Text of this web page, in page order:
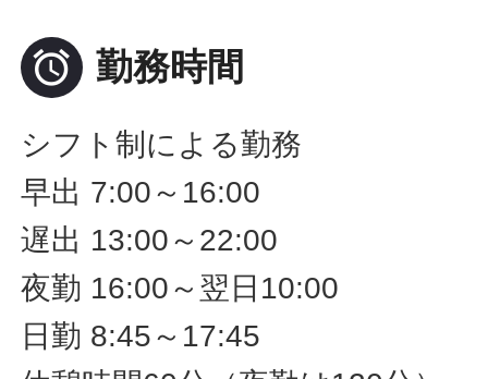
 勤務時間
シフト制による勤務
早出 7:00～16:00
遅出 13:00～22:00
夜勤 16:00～翌日10:00
日勤 8:45～17:45